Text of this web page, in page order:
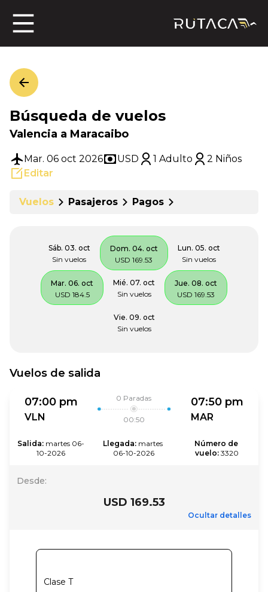
Búsqueda de vuelos
Valencia a Maracaibo
Mar. 06 oct 2026 USD 1 Adulto
2 Niños
Editar
Vuelos Pasajeros Pagos
Sáb. 03. oct
Sin vuelos
Dom. 04. oct
USD 169.53
Lun. 05. oct
Sin vuelos
Mar. 06. oct
USD 184.5
Mié. 07. oct
Sin vuelos
Jue. 08. oct
USD 169.53
Vie. 09. oct
Sin vuelos
Vuelos de salida
07:00 pm
VLN
0 Paradas
00:50
07:50 pm
MAR
Salida: martes 06-
10-2026
Llegada: martes
06-10-2026
Número de
vuelo: 3320
Desde:
USD 169.53
Ocultar detalles
Clase T